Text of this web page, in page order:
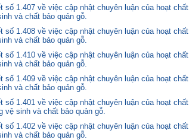
số 1.407 về việc cập nhật chuyên luận của hoạt
và chất bảo quản gỗ.
1.408 về việc cập nhật chuyên luận của hoạt
và chất bảo quản gỗ.
1.410 về việc cập nhật chuyên luận của hoạt
và chất bảo quản gỗ.
số 1.409 về việc cập nhật chuyên luận của hoạt
và chất bảo quản gỗ.
1.401 về việc cập nhật chuyên luận của hoạt
vệ sinh và chất bảo quản gỗ.
số 1.402 về việc cập nhật chuyên luận của hoạt
và chất bảo quản gỗ.